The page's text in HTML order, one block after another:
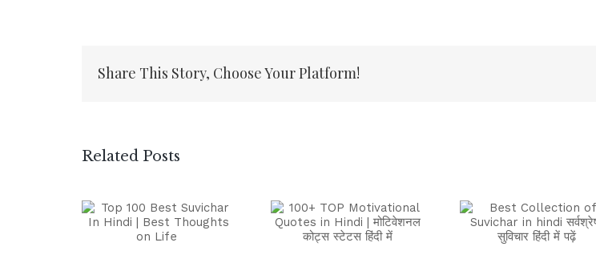
Share This Story, Choose Your Platform!
Related Posts